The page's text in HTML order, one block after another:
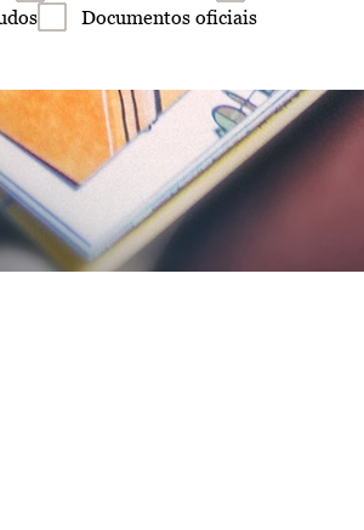
Documentos oficiais